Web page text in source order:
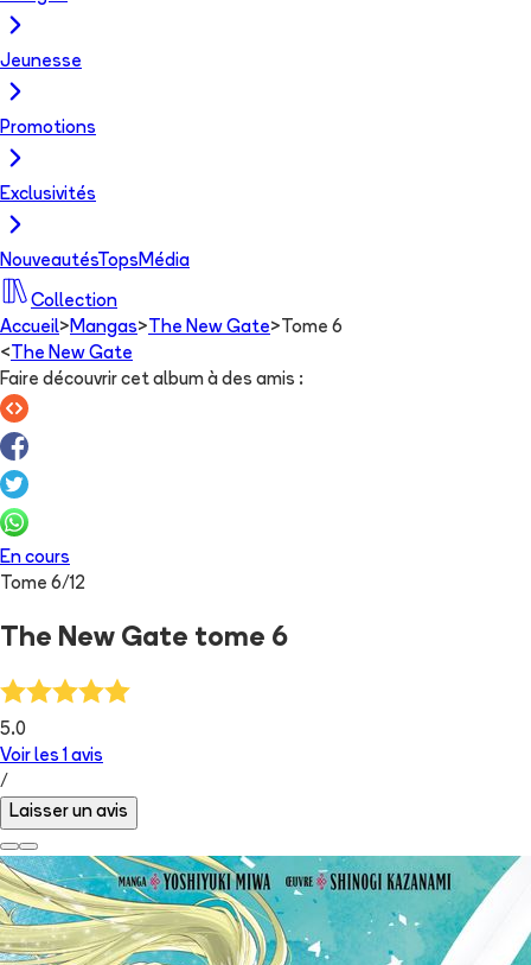
Jeunesse
Promotions
Exclusivités
NouveautésTops Média
Collection
Accueil> Mangas> The New Gate> Tome 6
< The New Gate
Faire découvrir cet album à des amis :
En cours
Tome 6/12
The New Gate tome 6
5.0
Voir les 1 avis
/
Laisser un avis